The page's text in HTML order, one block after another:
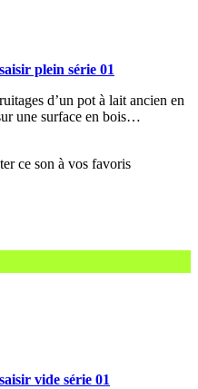
plein série 01
d’un pot à lait ancien en
une surface en bois…
vide série 01